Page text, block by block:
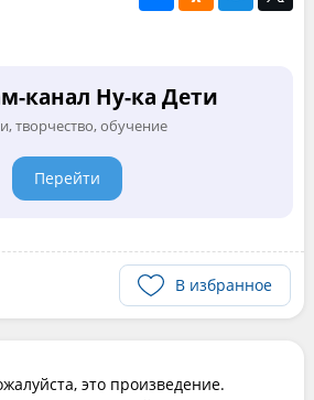
канал Ну-ка Дети
творчество, обучение
Перейти
В избранное
это произведение.